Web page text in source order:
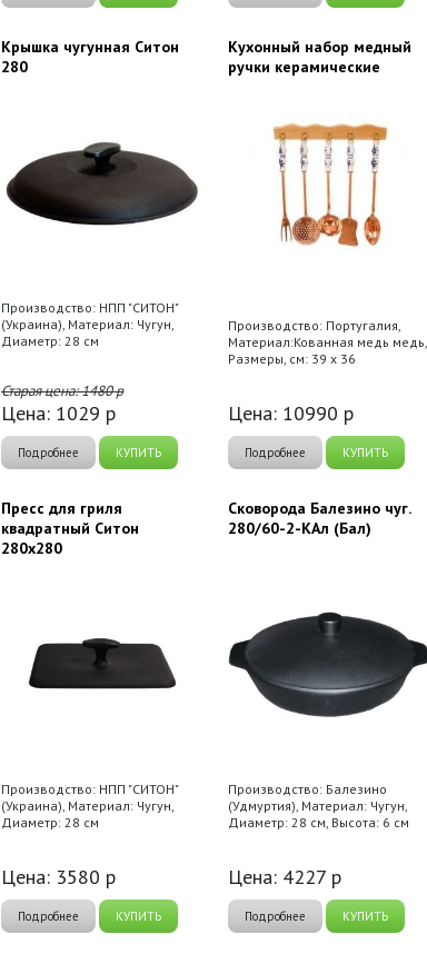
Крышка чугунная Ситон
280
Производство: НПП "СИТОН"
(Украина), Материал: Чугун,
Диаметр: 28 см
Старая цена:1480р
Цена: 1029 р
Подробнее КУПИТЬ
Кухонный набор медный
ручки керамические
Производство: Португалия,
Материал:Кованная медь медь,
Размеры, см: 39 х 36
Цена: 10990 р
Подробнее КУПИТЬ
Пресс для гриля
квадратный Ситон
280х280
Производство: НПП "СИТОН"
(Украина), Материал: Чугун,
Диаметр: 28 см
Цена: 3580 р
Подробнее КУПИТЬ
Сковорода Балезино чуг.
280/60-2-КАл (Бал)
Производство: Балезино
(Удмуртия), Материал: Чугун,
Диаметр: 28 см, Высота: 6 см
Цена: 4227 р
Подробнее КУПИТЬ